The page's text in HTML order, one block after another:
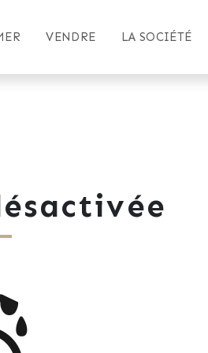
VENDRE LA SOCIÉTÉ